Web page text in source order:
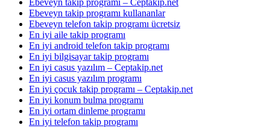
Ebeveyn takip programı – Ceptakip.net
Ebeveyn takip programı kullananlar
Ebeveyn telefon takip programı ücretsiz
En iyi aile takip programı
En iyi android telefon takip programı
En iyi bilgisayar takip programı
En iyi casus yazılım – Ceptakip.net
En iyi casus yazılım programı
En iyi çocuk takip programı – Ceptakip.net
En iyi konum bulma programı
En iyi ortam dinleme programı
En iyi telefon takip programı